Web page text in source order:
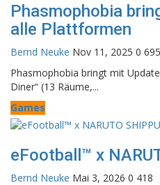
Phasmophobia
alle Plattformen
Bernd Neuke Nov 11, 2025 0 695
Phasmophobia bringt mit Update
Diner“ (13 Räume,...
Games
eFootball™ x
Bernd Neuke Mai 3, 2026 0 418